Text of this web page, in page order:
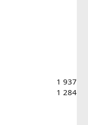
1 937
1 284